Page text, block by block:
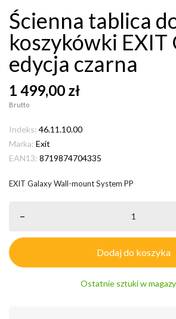
Ścienna tablica
koszykówki EXIT
edycja czarna
1 499,00 zł
Brutto
Indeks: 46.11.10.00
Marka: Exit
EAN13: 8719874704335
EXIT Galaxy Wall-mount System PP
–
Dodaj do koszyka
Ostatnie sztuki w